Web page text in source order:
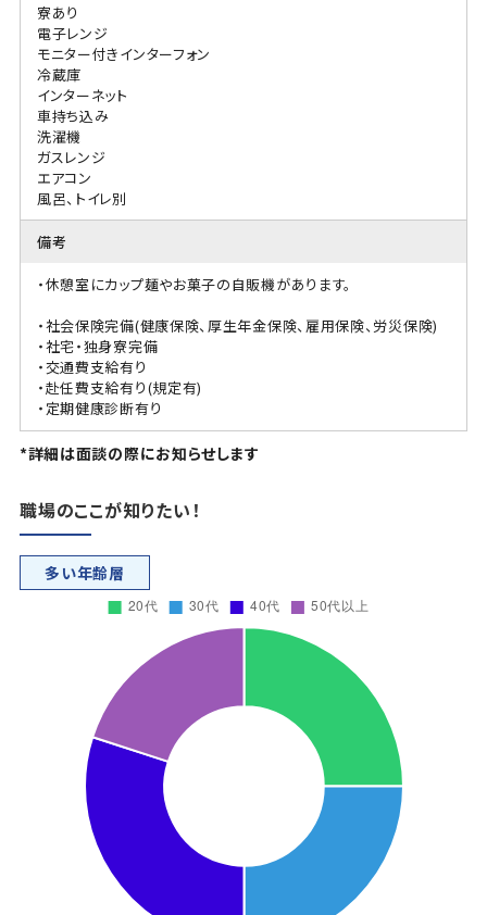
寮あり
電子レンジ
モニター付きインターフォン
冷蔵庫
インターネット
車持ち込み
洗濯機
ガスレンジ
エアコン
風呂、トイレ別
備考
・休憩室にカップ麺やお菓子の自販機があります。
・社会保険完備(健康保険、厚生年金保険、雇用保険、労災保険)
・社宅・独身寮完備
・交通費支給有り
・赴任費支給有り(規定有)
・定期健康診断有り
*詳細は面談の際にお知らせします
職場のここが知りたい！
多い年齢層